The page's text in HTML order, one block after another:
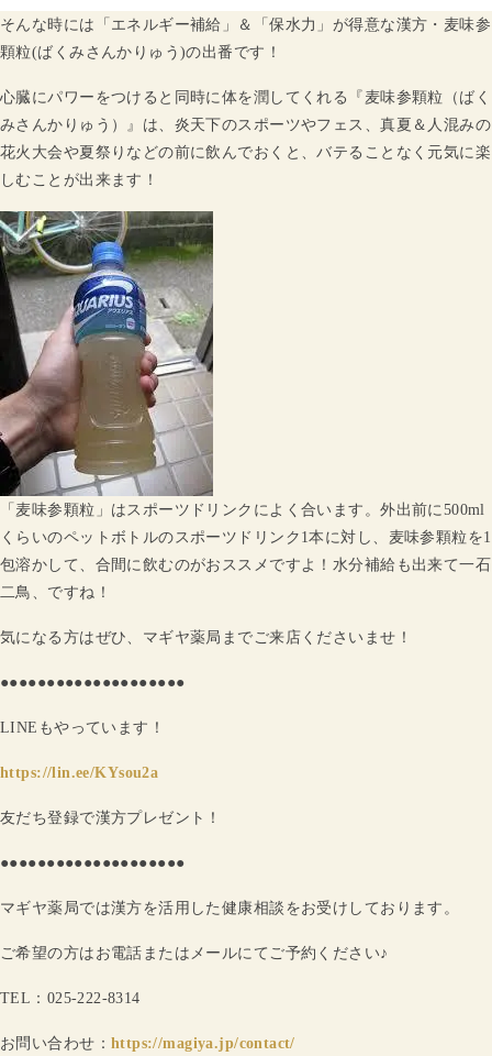
そんな時には「エネルギー補給」＆「保水力」が得意な漢方・麦味参
顆粒(ばくみさんかりゅう)の出番です！
心臓にパワーをつけると同時に体を潤してくれる『麦味参顆粒（ばく
みさんかりゅう）』は、炎天下のスポーツやフェス、真夏＆人混みの
花火大会や夏祭りなどの前に飲んでおくと、バテることなく元気に楽
しむことが出来ます！
「麦味参顆粒」はスポーツドリンクによく合います。外出前に500ml
くらいのペットボトルのスポーツドリンク1本に対し、麦味参顆粒を1
包溶かして、合間に飲むのがおススメですよ！水分補給も出来て一石
二鳥、ですね！
気になる方はぜひ、マギヤ薬局までご来店くださいませ！
●●●●●●●●●●●●●●●●●●●●
LINEもやっています！
https://lin.ee/KYsou2a
友だち登録で漢方プレゼント！
●●●●●●●●●●●●●●●●●●●●
マギヤ薬局では漢方を活用した健康相談をお受けしております。
ご希望の方はお電話またはメールにてご予約ください♪
TEL：025-222-8314
お問い合わせ： https://magiya.jp/contact/